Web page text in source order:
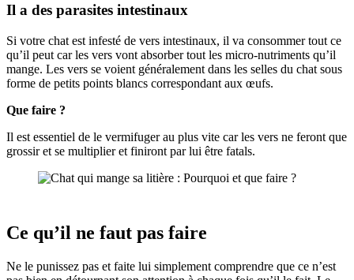
Il a des parasites intestinaux
Si votre chat est infesté de vers intestinaux, il va consommer tout ce
qu’il peut car les vers vont absorber tout les micro-nutriments qu’il
mange. Les vers se voient généralement dans les selles du chat sous
forme de petits points blancs correspondant aux œufs.
Que faire ?
Il est essentiel de le vermifuger au plus vite car les vers ne feront que
grossir et se multiplier et finiront par lui être fatals.
Ce qu’il ne faut pas faire
Ne le punissez pas et faite lui simplement comprendre que ce n’est